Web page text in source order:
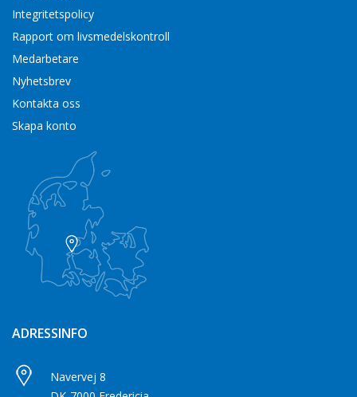
Integritetspolicy
Rapport om livsmedelskontroll
Medarbetare
Nyhetsbrev
Kontakta oss
Skapa konto
ADRESSINFO
Navervej 8